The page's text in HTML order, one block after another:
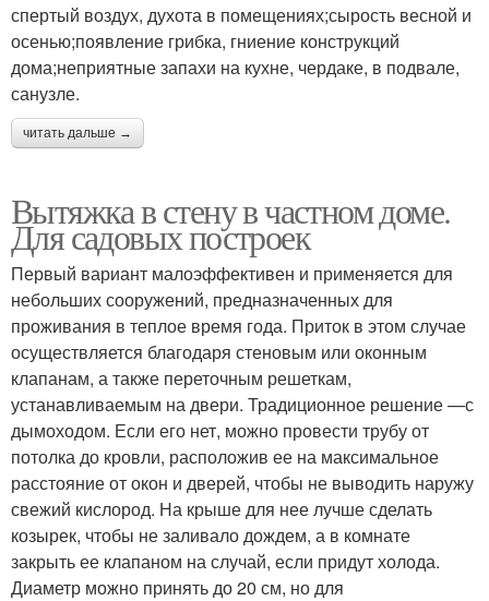
спертый воздух, духота в помещениях;сырость весной и
осенью;появление грибка, гниение конструкций
дома;неприятные запахи на кухне, чердаке, в подвале,
санузле.
читать дальше →
Вытяжка в стену в частном доме.
Для садовых построек
Первый вариант малоэффективен и применяется для
небольших сооружений, предназначенных для
проживания в теплое время года. Приток в этом случае
осуществляется благодаря стеновым или оконным
клапанам, а также переточным решеткам,
устанавливаемым на двери. Традиционное решение —с
дымоходом. Если его нет, можно провести трубу от
потолка до кровли, расположив ее на максимальное
расстояние от окон и дверей, чтобы не выводить наружу
свежий кислород. На крыше для нее лучше сделать
козырек, чтобы не заливало дождем, а в комнате
закрыть ее клапаном на случай, если придут холода.
Диаметр можно принять до 20 см, но для